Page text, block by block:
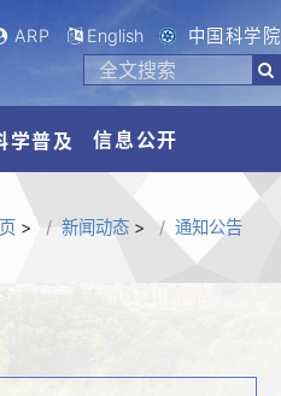
ARP English 中国科学院
学普及 信息公开
> 新闻动态> 通知公告